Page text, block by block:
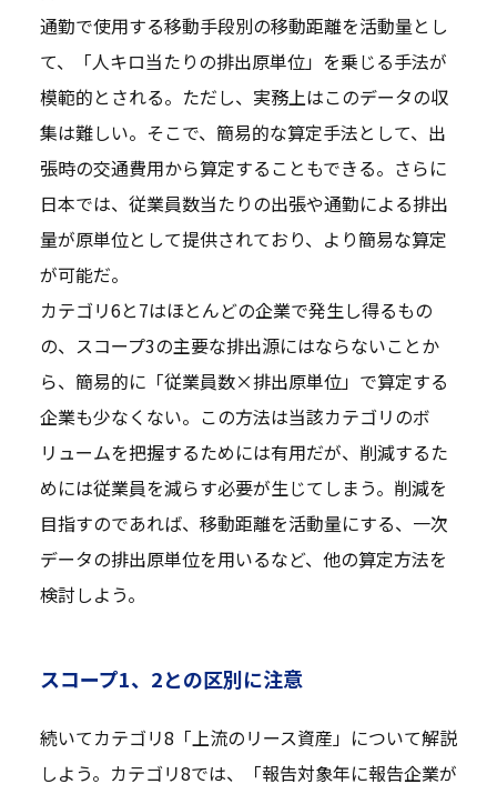
通勤で使用する移動手段別の移動距離を活動量とし
て、「人キロ当たりの排出原単位」を乗じる手法が
模範的とされる。ただし、実務上はこのデータの収
集は難しい。そこで、簡易的な算定手法として、出
張時の交通費用から算定することもできる。さらに
日本では、従業員数当たりの出張や通勤による排出
量が原単位として提供されており、より簡易な算定
が可能だ。
カテゴリ6と7はほとんどの企業で発生し得るもの
の、スコープ3の主要な排出源にはならないことか
ら、簡易的に「従業員数×排出原単位」で算定する
企業も少なくない。この方法は当該カテゴリのボ
リュームを把握するためには有用だが、削減するた
めには従業員を減らす必要が生じてしまう。削減を
目指すのであれば、移動距離を活動量にする、一次
データの排出原単位を用いるなど、他の算定方法を
検討しよう。
スコープ1、2との区別に注意
続いてカテゴリ8「上流のリース資産」について解説
しよう。カテゴリ8では、「報告対象年に報告企業が